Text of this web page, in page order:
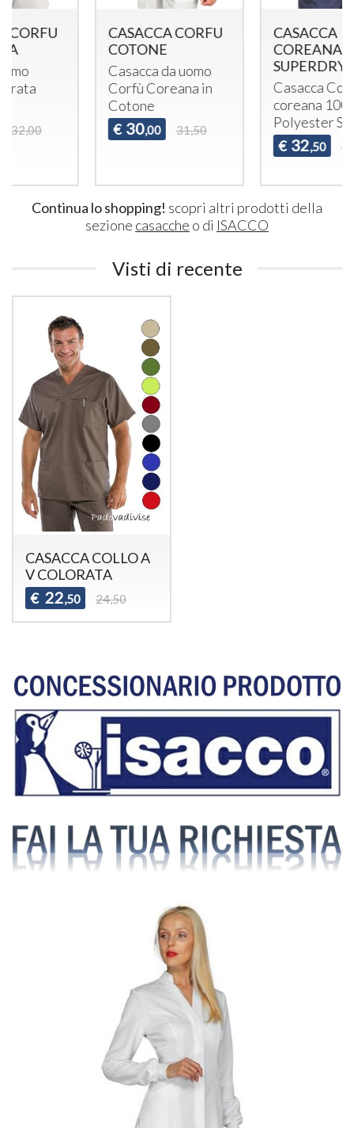
CASACCA CORFU
Casacca da uomo
Corfù Coreana in
€
31,50
CASACCA
COREANA CORFU'
SUPERDRY
Casacca Corfù
coreana 100%
Polyester Superdry
34,00
Continua lo shopping! scopri altri prodotti della
sezione casacche o di ISACCO
Visti di recente
CASACCA COLLO A
V COLORATA
€ 22,50 24,50